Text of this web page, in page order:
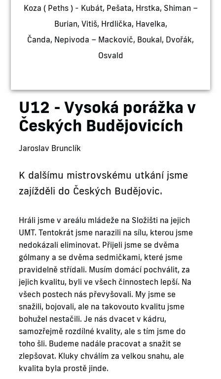
Koza ( Peths ) - Kubát, Pešata, Hrstka, Shiman –
Burian, Vitiš, Hrdlička, Havelka,
Čanda, Nepivoda – Mackovič, Boukal, Dvořák,
Osvald
U12 - Vysoká porážka v
Českých Budějovicích
Jaroslav Brunclík
K dalšímu mistrovskému utkání jsme
zajížděli do Českých Budějovic.
Hráli jsme v areálu mládeže na Složišti na jejich
UMT. Tentokrát jsme narazili na sílu, kterou jsme
nedokázali eliminovat. Přijeli jsme se dvěma
gólmany a se dvěma sedmičkami, které jsme
pravidelně střídali. Musím domácí pochválit, za
jejich kvalitu, byli ve všech činnostech lepší. Na
všech postech nás převyšovali. My jsme se
snažili, bojovali, ale na takovouto kvalitu jsme
bohužel nestačili. Je nás dvacet v kádru,
samozřejmě rozdílné kvality, ale s tím jsme do
toho šli. Budeme nadále pracovat a snažit se
zlepšovat. Kluky chválím za velkou snahu, ale
kvalita byla prostě jinde.